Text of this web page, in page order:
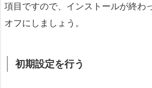
項目ですので、インストールが終わ
オフにしましょう。
初期設定を行う